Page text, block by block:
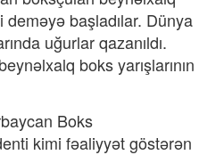
başladılar. Dünya
uğurlar qazanıldı.
boks yarışlarının
Boks
kimi fəaliyyət göstərən